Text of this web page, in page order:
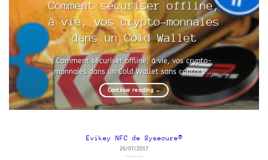
Comment sécuriser offline,
à vie, vos crypto-monnaies
dans un Cold Wallet
Comment sécuriser offline, à vie, vos crypto-
monnaies dans un Cold Wallet sans contact ...
Continue reading →
Evikey NFC de Sysecure®
26/07/2017